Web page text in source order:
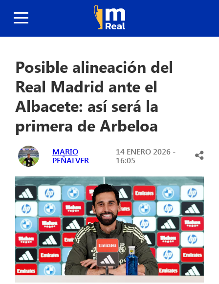
Posible alineación del
Real Madrid ante el
Albacete: así será la
primera de Arbeloa
MARIO
PEÑALVER
14 ENERO 2026 -
16:05